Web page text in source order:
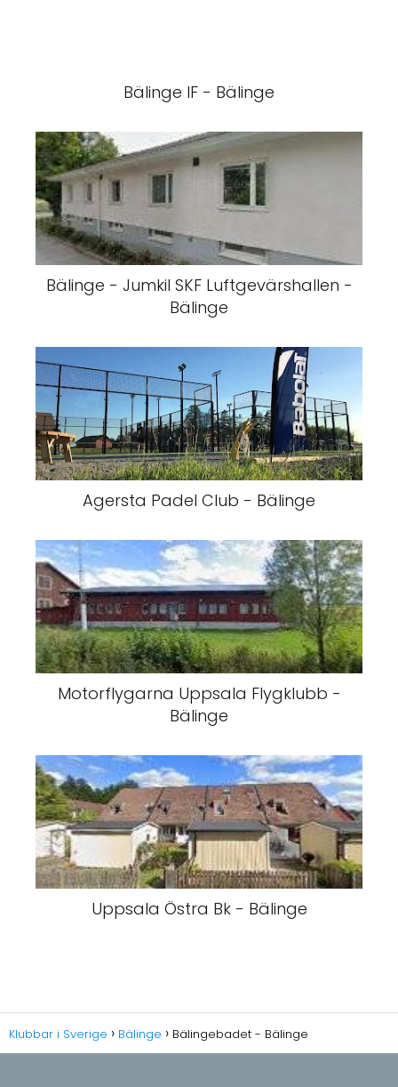
Bälinge IF - Bälinge
Bälinge - Jumkil SKF Luftgevärshallen -
Bälinge
Agersta Padel Club - Bälinge
Motorflygarna Uppsala Flygklubb -
Bälinge
Uppsala Östra Bk - Bälinge
Klubbar i Sverige Bälinge Bälingebadet - Bälinge